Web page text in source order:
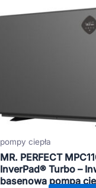
pompy ciepła
MR. PERFECT
InverPad® Turbo –
basenowa pompa